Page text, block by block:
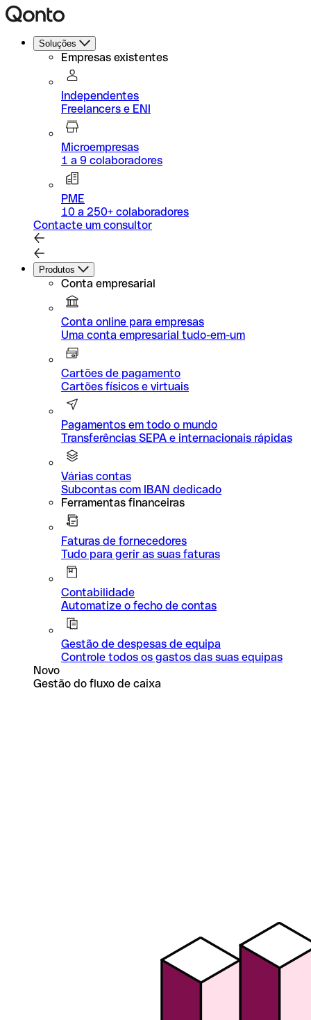
Soluções
Empresas existentes
Independentes
Freelancers e ENI
Microempresas
1 a 9 colaboradores
PME
10 a 250+ colaboradores
Contacte um consultor
Produtos
Conta empresarial
Conta online para empresas
Uma conta empresarial tudo-em-um
Cartões de pagamento
Cartões físicos e virtuais
Pagamentos em todo o mundo
Transferências SEPA e internacionais rápidas
Várias contas
Subcontas com IBAN dedicado
Ferramentas financeiras
Faturas de fornecedores
Tudo para gerir as suas faturas
Contabilidade
Automatize o fecho de contas
Gestão de despesas de equipa
Controle todos os gastos das suas equipas
Novo
Gestão do fluxo de caixa